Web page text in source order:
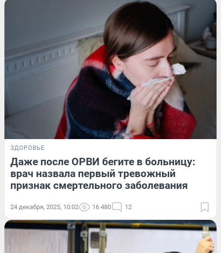
ЗДОРОВЬЕ
Даже после ОРВИ бегите в больницу:
врач назвала первый тревожный
признак смертельного заболевания
24 декабря, 2025, 10:02 16 480 12